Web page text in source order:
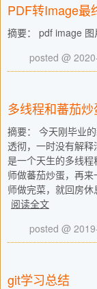
PDF转Image最
摘要： pdf image 图
posted @
多线程和蕃茄炒
摘要： 今天刚毕业
透彻，一时没有解
是一个天生的多线
师做蕃茄炒蛋，再
师做完菜，就回房
阅读全文
posted @
git学习总结